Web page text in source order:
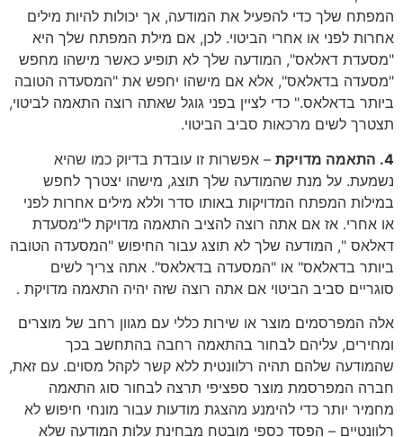
המפתח שלך כדי להפעיל את המודעה, אך יכולות להיות מילים
אחרות לפני או אחרי הביטוי. לכן, אם מילת המפתח שלך היא
"מסעדת דאלאס", המודעה שלך לא תופיע כאשר מישהו מחפש
"מסעדה בדאלאס", אלא אם מישהו יחפש את "המסעדה הטובה
ביותר בדאלאס." כדי לציין בפני גוגל שאתה רוצה התאמה לביטוי,
תצטרך לשים מרכאות סביב הביטוי.
4. התאמה מדויקת
– אפשרות זו עובדת בדיוק כמו שהיא
נשמעת. על מנת שהמודעה שלך תוצג, מישהו יצטרך לחפש
במילות המפתח המדויקות באותו סדר וללא מילים אחרות לפני
או אחרי. אז אם אתה רוצה להציב התאמה מדויקת ל"מסעדת
דאלאס ", המודעה שלך לא תוצג עבור החיפוש "המסעדה הטובה
ביותר בדאלאס" או "המסעדה בדאלאס". אתה צריך לשים
סוגריים סביב הביטוי אם אתה רוצה שזה יהיה התאמה מדויקת .
אלה המפרסמים מוצר או שירות כללי עם מגוון רחב של מוצרים
ומחירים, עליהם לבחור בהתאמה רחבה בהתחשב בכך
שהמודעה שלהם תהיה רלוונטית ללא קשר לקהל מסוים. עם זאת,
חברה המפרסמת מוצר ספציפי תרצה לבחור סוג התאמה
מחמיר יותר כדי להימנע מהצגת מודעות עבור מונחי חיפוש לא
רלוונטיים – הפסד כספי מובטח מבחינת עלות המודעה שלא